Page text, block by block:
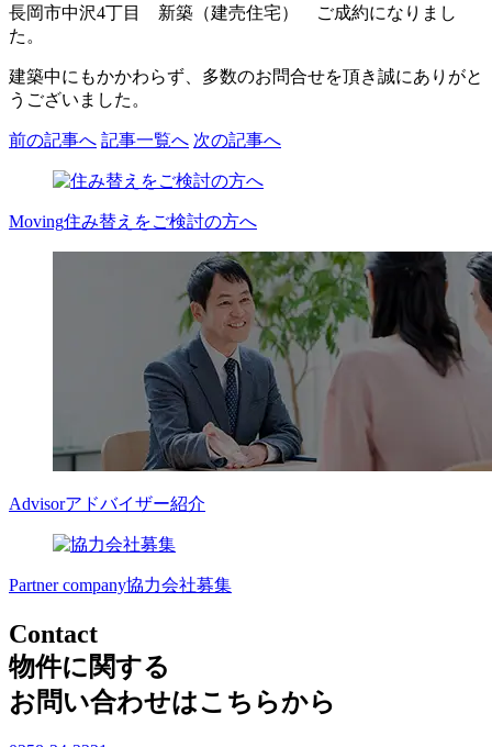
長岡市中沢4丁目 新築（建売住宅） ご成約になりまし
た。
建築中にもかかわらず、多数のお問合せを頂き誠にありがと
うございました。
前の記事へ 記事一覧へ 次の記事へ
Moving住み替えをご検討の方へ
Advisorアドバイザー紹介
Partner company協力会社募集
Contact
物件に関する
お問い合わせはこちらから